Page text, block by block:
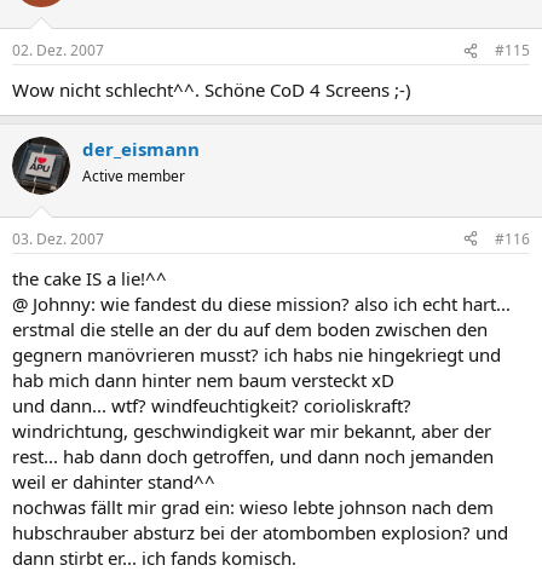
02. Dez. 2007 #115
Wow nicht schlecht^^. Schöne CoD 4 Screens ;-)
der_eismann
Active member
03. Dez. 2007 #116
the cake IS a lie!^^
@ Johnny: wie fandest du diese mission? also ich echt hart...
erstmal die stelle an der du auf dem boden zwischen den
gegnern manövrieren musst? ich habs nie hingekriegt und
hab mich dann hinter nem baum versteckt xD
und dann... wtf? windfeuchtigkeit? corioliskraft?
windrichtung, geschwindigkeit war mir bekannt, aber der
rest... hab dann doch getroffen, und dann noch jemanden
weil er dahinter stand^^
nochwas fällt mir grad ein: wieso lebte johnson nach dem
hubschrauber absturz bei der atombomben explosion? und
dann stirbt er... ich fands komisch.